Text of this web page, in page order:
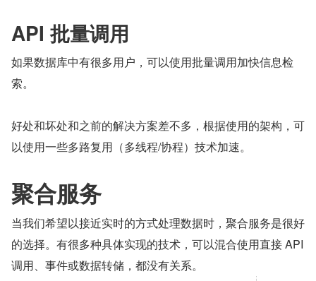
API 批量调用
如果数据库中有很多用户，可以使用批量调用加快信息检
索。
好处和坏处和之前的解决方案差不多，根据使用的架构，可
以使用一些多路复用（多线程/协程）技术加速。
聚合服务
当我们希望以接近实时的方式处理数据时，聚合服务是很好
的选择。有很多种具体实现的技术，可以混合使用直接 API
调用、事件或数据转储，都没有关系。